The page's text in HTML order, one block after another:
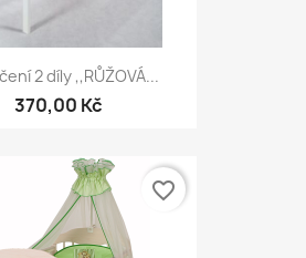
2 díly ,,RŮŽOVÁ...
370,00 Kč
favorite_border